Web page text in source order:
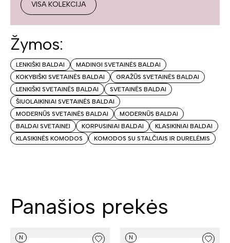
VISA KOLEKCIJA
Žymos:
LENKIŠKI BALDAI
MADINGI SVETAINĖS BALDAI
KOKYBIŠKI SVETAINĖS BALDAI
GRAŽŪS SVETAINĖS BALDAI
LENKIŠKI SVETAINĖS BALDAI
SVETAINĖS BALDAI
ŠIUOLAIKINIAI SVETAINĖS BALDAI
MODERNŪS SVETAINĖS BALDAI
MODERNŪS BALDAI
BALDAI SVETAINEI
KORPUSINIAI BALDAI
KLASIKINIAI BALDAI
KLASIKINĖS KOMODOS
KOMODOS SU STALČIAIS IR DURELĖMIS
Panašios prekės
N N